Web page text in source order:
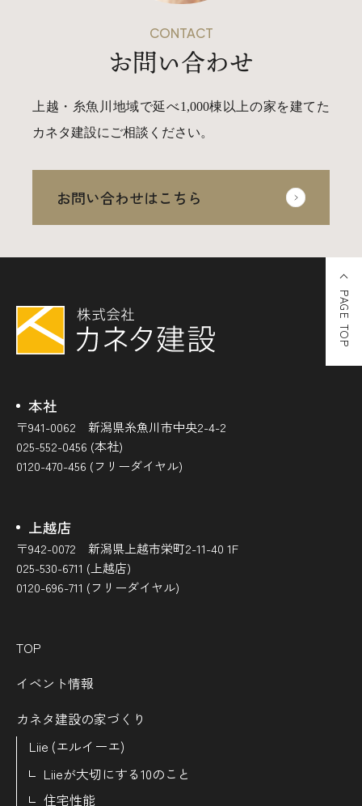
CONTACT
お問い合わせ
上越・糸魚川地域で延べ1,000棟以上の家を建てた
カネタ建設にご相談ください。
お問い合わせはこちら
本社
〒941-0062 新潟県糸魚川市中央2-4-2
025-552-0456 (本社)
0120-470-456 (フリーダイヤル)
上越店
〒942-0072 新潟県上越市栄町2-11-40 1F
025-530-6711 (上越店)
0120-696-711 (フリーダイヤル)
TOP
イベント情報
カネタ建設の家づくり
Liie (エルイーエ)
Liieが大切にする10のこと
住宅性能
PAGE TOP